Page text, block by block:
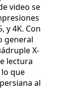
video se
y 4K. Con
general
X-
lectura
que
al